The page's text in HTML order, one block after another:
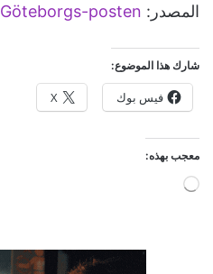
المصدر: Göteborgs-posten
شارك هذا الموضوع:
فيس بوك X
معجب بهذه:
جاري